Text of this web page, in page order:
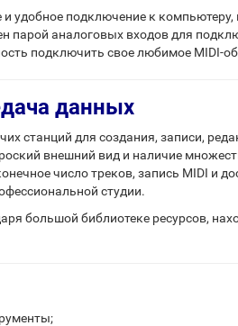
и удобное подключение к
парой аналоговых входов для
подключить свое любимое MIDI-
данных
станций для создания, записи,
внешний вид и наличие
число треков, запись MIDI и
студии.
большой библиотеке ресурсов,